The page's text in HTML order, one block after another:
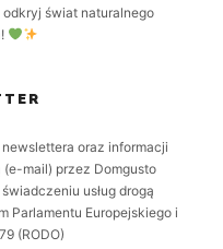
odkryj świat naturalnego
oraz informacji
mail) przez Domgusto
usług drogą
Parlamentu Europejskiego i
(RODO)